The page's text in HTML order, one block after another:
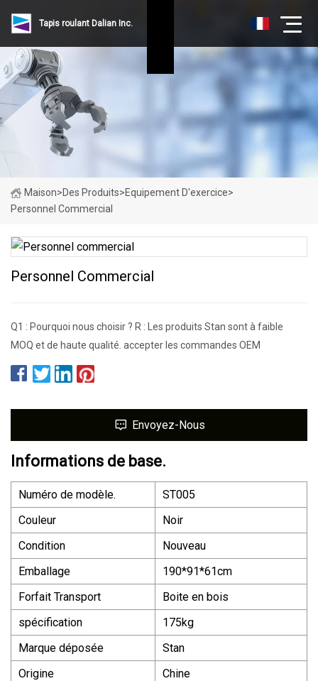
Tapis roulant Dalian Inc.
Maison>Des Produits>Equipement D'exercice>
Personnel Commercial
Personnel Commercial
Q1 : Pourquoi nous choisir ? R : Les produits Stan sont à faible
MOQ et de haute qualité. accepter les commandes OEM
Envoyez-Nous
Informations de base.
Numéro de modèle.
ST005
Couleur
Noir
Condition
Nouveau
Emballage
190*91*61cm
Forfait Transport
Boite en bois
spécification
175kg
Marque déposée
Stan
Origine
Chine